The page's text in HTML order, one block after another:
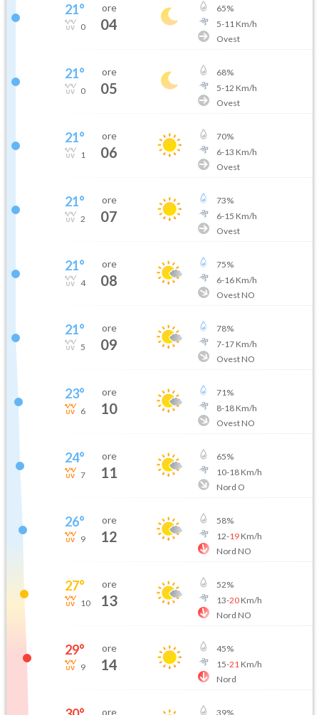
21°
0
ore
04
65%
5-11 Km/h
Ovest
21°
0
ore
05
68%
5-12 Km/h
Ovest
21°
1
ore
06
70%
6-13 Km/h
Ovest
21°
2
ore
07
73%
6-15 Km/h
Ovest
21°
4
ore
08
75%
6-16Km/h
Ovest NO
21°
5
ore
09
78%
7-17Km/h
Ovest NO
23°
6
ore
10
71%
8-18Km/h
Ovest NO
24°
7
ore
11
65%
10-18Km/h
Nord O
26°
9
ore
12
58%
12-19Km/h
Nord NO
27°
10
ore
13
52%
13-20Km/h
Nord NO
29°
9
ore
14
45%
15-21 Km/h
Nord
ore 39%